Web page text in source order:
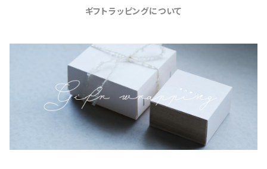
ギフトラッピングについて